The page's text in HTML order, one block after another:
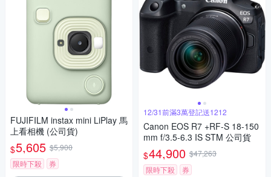
FUJIFILM instax mini LiPlay 馬
上看相機 (公司貨)
$5,605 $5,900
限時下殺
券
12/31前滿3萬登記送1212
Canon EOS R7 +RF-S 18-150
mm f/3.5-6.3 IS STM 公司貨
$44,900 $47,263
限時下殺
券